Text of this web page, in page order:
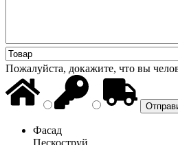
Пожалуйста, докажите, что вы
Фасад
Пескоструй